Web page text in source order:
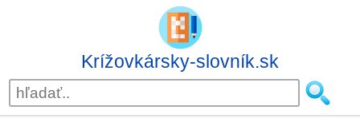
Krížovkársky-slovník.sk